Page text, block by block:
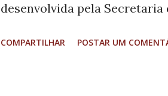
desenvolvida pela
COMPARTILHAR POSTAR UM